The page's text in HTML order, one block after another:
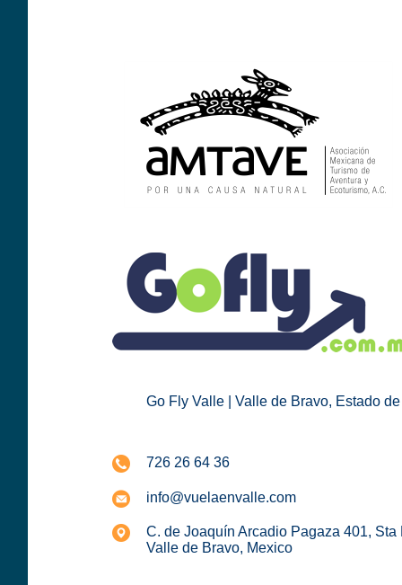
Go Fly Valle | Valle de Bravo, Estado
726 26 64 36
info@vuelaenvalle.com
C. de Joaquín Arcadio Pagaza 401,
Valle de Bravo, Mexico